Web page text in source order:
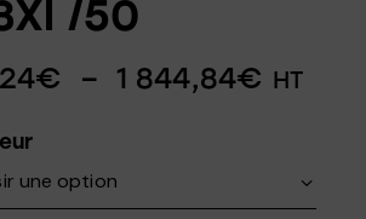
/50
€ – 1 844,84€ HT